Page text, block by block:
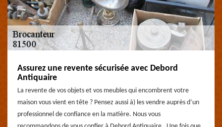
Assurez une revente sécurisée avec Debord
Antiquaire
La revente de vos objets et vos meubles qui encombrent votre
maison vous vient en tête ? Pensez aussi à) les vendre auprès d’un
professionnel de confiance en la matière. Nous vous